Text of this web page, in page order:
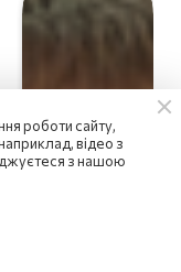
роботи сайту,
відео з
з нашою